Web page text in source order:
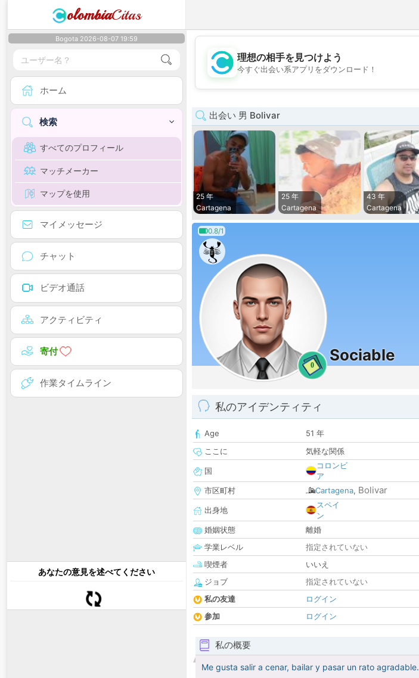
olombiaCitas
Bogota 2026-08-07 19:59
ホーム
検索
すべてのプロフィール
マッチメーカー
マップを使用
マイメッセージ
チャット
ビデオ通話
アクティビティ
寄付
作業タイムライン
あなたの意見を述べてください
💖
理想の相手を見つけよう
今すぐ出会い系アプリをダウンロード！
出会い 男 Bolivar
25 年
Cartagena
25 年
Cartagena
43 年
Cartagena
0.8/1
0
Sociable
私のアイデンティティ
Age
51 年
ここに
気軽な関係
国
コロンビ
ア
市区町村
Cartagena, Bolivar
出身地
スペイ
ン
婚姻状態
離婚
学業レベル
指定されていない
喫煙者
いいえ
ジョブ
指定されていない
私の友達
ログイン
参加
ログイン
私の概要
Me gusta salir a cenar, bailar y pasar un rato agradable.